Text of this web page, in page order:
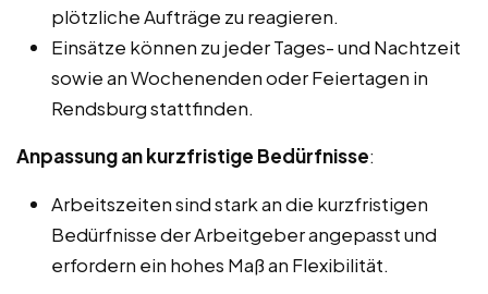
plötzliche Aufträge zu reagieren.
Einsätze können zu jeder Tages- und Nachtzeit
sowie an Wochenenden oder Feiertagen in
Rendsburg stattfinden.
Anpassung an kurzfristige Bedürfnisse:
Arbeitszeiten sind stark an die kurzfristigen
Bedürfnisse der Arbeitgeber angepasst und
erfordern ein hohes Maß an Flexibilität.